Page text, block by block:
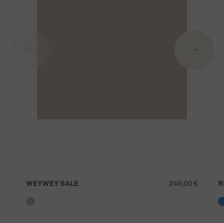
249,00 €
WEYWEY SALE